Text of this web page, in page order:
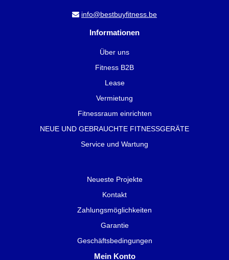
info@bestbuyfitness.be
Informationen
Über uns
Fitness B2B
Lease
Vermietung
Fitnessraum einrichten
NEUE UND GEBRAUCHTE FITNESSGERÄTE
Service und Wartung
Neueste Projekte
Kontakt
Zahlungsmöglichkeiten
Garantie
Geschäftsbedingungen
Mein Konto